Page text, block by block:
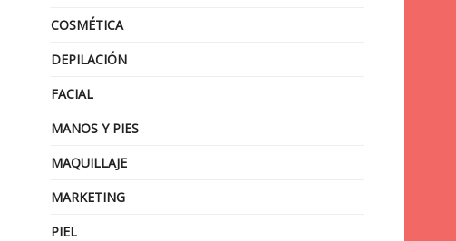
COSMÉTICA
DEPILACIÓN
FACIAL
MANOS Y PIES
MAQUILLAJE
MARKETING
PIEL